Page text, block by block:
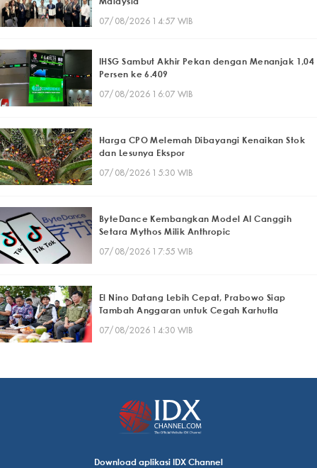
07/08/2026 14:57 WIB
IHSG Sambut Akhir Pekan dengan Menanjak 1,04
Persen ke 6.409
07/08/2026 16:07 WIB
Harga CPO Melemah Dibayangi Kenaikan Stok
dan Lesunya Ekspor
07/08/2026 15:30 WIB
ByteDance Kembangkan Model AI Canggih
Setara Mythos Milik Anthropic
07/08/2026 17:55 WIB
El Nino Datang Lebih Cepat, Prabowo Siap
Tambah Anggaran untuk Cegah Karhutla
07/08/2026 14:30 WIB
Download aplikasi IDX Channel